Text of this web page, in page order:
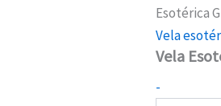
Esotérica
Vela
Vela
-
Esotérica